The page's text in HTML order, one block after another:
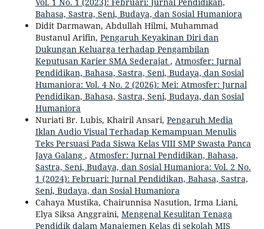
Bahasa, Sastra, Seni, Budaya, dan Sosial Humaniora
Didit Darmawan, Abdullah Hilmi, Muhammad
Bustanul Arifin, Pengaruh Keyakinan Diri dan
Dukungan Keluarga terhadap Pengambilan
Keputusan Karier SMA Sederajat , Atmosfer: Jurnal
Pendidikan, Bahasa, Sastra, Seni, Budaya, dan Sosial
Humaniora: Vol. 4 No. 2 (2026): Mei: Atmosfer: Jurnal
Pendidikan, Bahasa, Sastra, Seni, Budaya, dan Sosial
Humaniora
Nuriati Br. Lubis, Khairil Ansari, Pengaruh Media
Iklan Audio Visual Terhadap Kemampuan Menulis
Teks Persuasi Pada Siswa Kelas VIII SMP Swasta Panca
Jaya Galang , Atmosfer: Jurnal Pendidikan, Bahasa,
Sastra, Seni, Budaya, dan Sosial Humaniora: Vol. 2 No.
1 (2024): Februari: Jurnal Pendidikan, Bahasa, Sastra,
Seni, Budaya, dan Sosial Humaniora
Cahaya Mustika, Chairunnisa Nasution, Irma Liani,
Elya Siksa Anggraini, Mengenal Kesulitan Tenaga
Pendidik dalam Manajemen Kelas di sekolah MIS